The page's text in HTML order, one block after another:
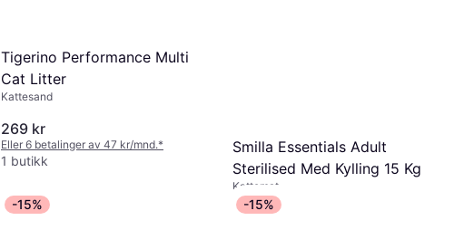
Tigerino Performance Multi
Cat Litter
Kattesand
269 kr
Eller 6 betalinger av 47 kr/mnd.*
1 butikk
Smilla Essentials Adult
Sterilised Med Kylling 15 Kg
Kattemat
384 kr
-15% -15%